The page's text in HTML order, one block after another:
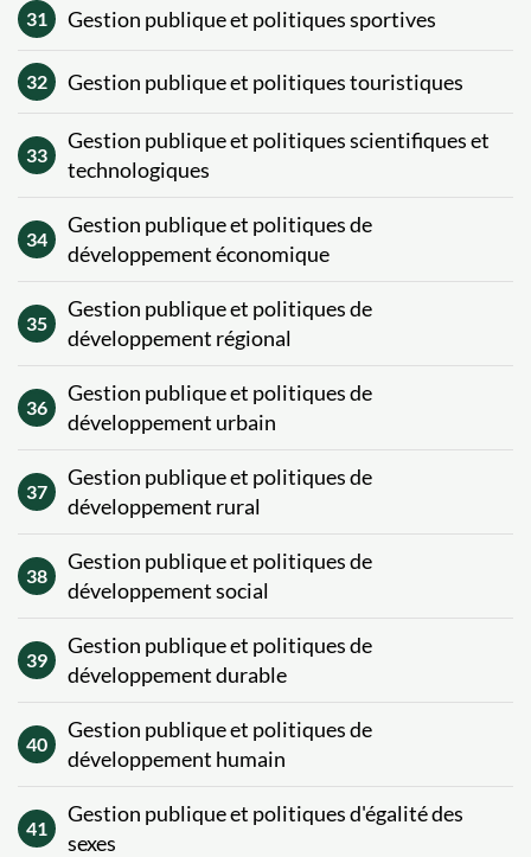
31 Gestion publique et politiques sportives
32 Gestion publique et politiques touristiques
33
Gestion publique et politiques scientifiques et
technologiques
34
Gestion publique et politiques de
développement économique
35
Gestion publique et politiques de
développement régional
36
Gestion publique et politiques de
développement urbain
37
Gestion publique et politiques de
développement rural
38
Gestion publique et politiques de
développement social
39
Gestion publique et politiques de
développement durable
40
Gestion publique et politiques de
développement humain
41
Gestion publique et politiques d'égalité des
sexes